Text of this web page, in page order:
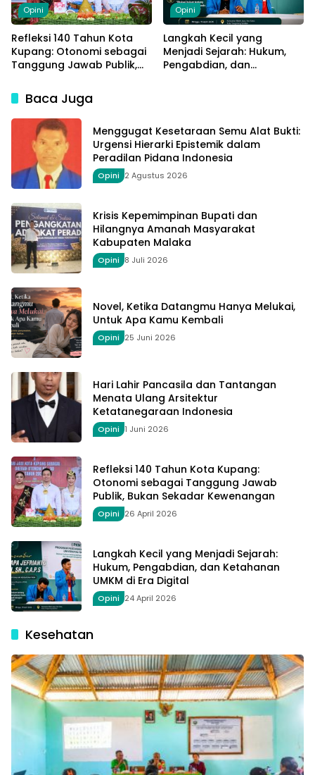
Opini
Refleksi 140 Tahun Kota
Kupang: Otonomi sebagai
Tanggung Jawab Publik,
Kewenangan
Opini
Langkah Kecil yang
Menjadi Sejarah: Hukum,
Pengabdian, dan
Baca Juga
Menggugat Kesetaraan Semu Alat Bukti:
Urgensi Hierarki Epistemik dalam
Peradilan Pidana Indonesia
Opini 2 Agustus 2026
Krisis Kepemimpinan Bupati dan
Hilangnya Amanah Masyarakat
Kabupaten Malaka
Opini 8 Juli 2026
Novel, Ketika Datangmu Hanya Melukai,
Untuk Apa Kamu Kembali
Opini 25 Juni 2026
Hari Lahir Pancasila dan Tantangan
Menata Ulang Arsitektur
Ketatanegaraan Indonesia
Opini 1 Juni 2026
Refleksi 140 Tahun Kota Kupang:
Otonomi sebagai Tanggung Jawab
Publik, Bukan Sekadar Kewenangan
Opini 26 April 2026
Langkah Kecil yang Menjadi Sejarah:
Hukum, Pengabdian, dan Ketahanan
UMKM di Era Digital
Opini 24 April 2026
Kesehatan